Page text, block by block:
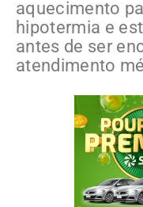
aquecimento
hipotermia e
antes de ser
atendimento